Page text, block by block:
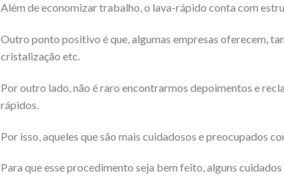
Além de economizar trabalho, o lava-rápido conta com
Outro ponto positivo é que, algumas empresas oferecem,
cristalização etc.
Por outro lado, não é raro encontrarmos depoimentos e
rápidos.
Por isso, aqueles que são mais cuidadosos e preocupados
Para que esse procedimento seja bem feito, alguns